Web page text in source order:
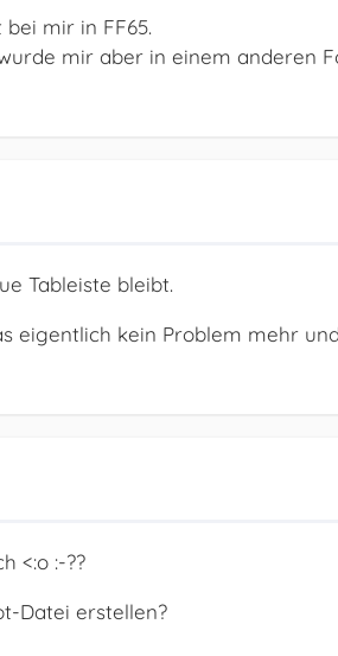
mir in FF65.
mir aber in einem anderen
Tableiste bleibt.
eigentlich kein Problem mehr
<:o :-??
Datei erstellen?